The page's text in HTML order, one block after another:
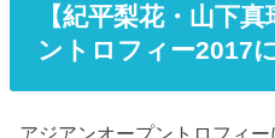
【紀平梨花・山下
ントロフィー2017
アジアンオープントロフィ